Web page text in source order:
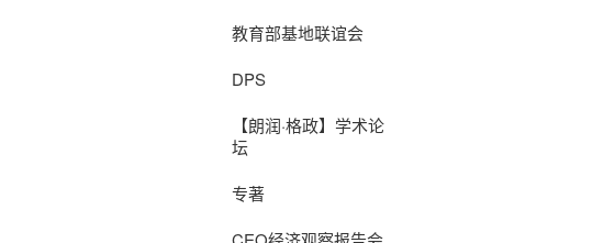
教育部基地联谊会
DPS
【朗润·格政】学术论
坛
专著